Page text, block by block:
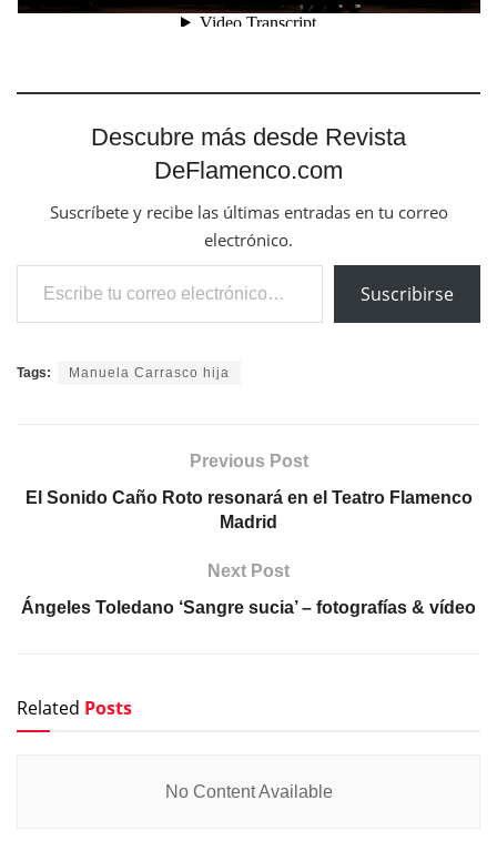
Descubre más desde Revista
DeFlamenco.com
Suscríbete y recibe las últimas entradas en tu correo
electrónico.
Escribe tu correo electrónico…
Suscribirse
Tags: Manuela Carrasco hija
Previous Post
El Sonido Caño Roto resonará en el Teatro Flamenco
Madrid
Next Post
Ángeles Toledano ‘Sangre sucia’ – fotografías & vídeo
Related Posts
No Content Available